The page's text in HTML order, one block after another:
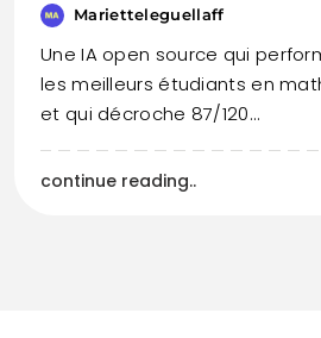
Marietteleguellaff
Une IA open source qui
les meilleurs étudiants en
et qui décroche 87/120…
continue reading..